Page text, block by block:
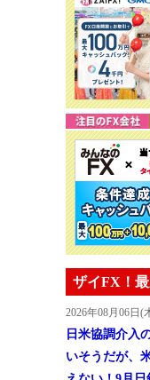
ザイFX！
2026年08月06日(
日米協調介入
いそうだが、